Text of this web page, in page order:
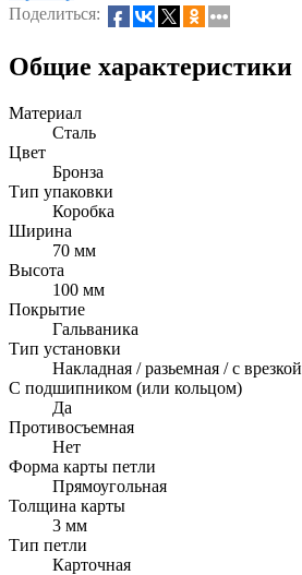
Поделиться:
Общие характеристики
Материал
Сталь
Цвет
Бронза
Тип упаковки
Коробка
Ширина
70 мм
Высота
100 мм
Покрытие
Гальваника
Тип установки
Накладная / разьемная / с врезкой
С подшипником (или кольцом)
Да
Противосъемная
Нет
Форма карты петли
Прямоугольная
Толщина карты
3 мм
Тип петли
Карточная